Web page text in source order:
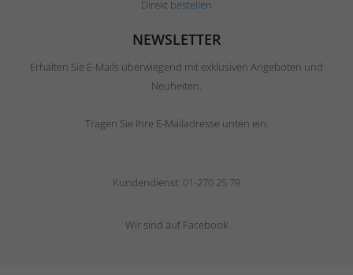
Direkt bestellen
NEWSLETTER
Erhalten Sie E-Mails überwiegend mit exklusiven Angeboten und
Neuheiten.
Tragen Sie Ihre E-Mailadresse unten ein.
Kundendienst: 01-270 25 79
Wir sind auf Facebook